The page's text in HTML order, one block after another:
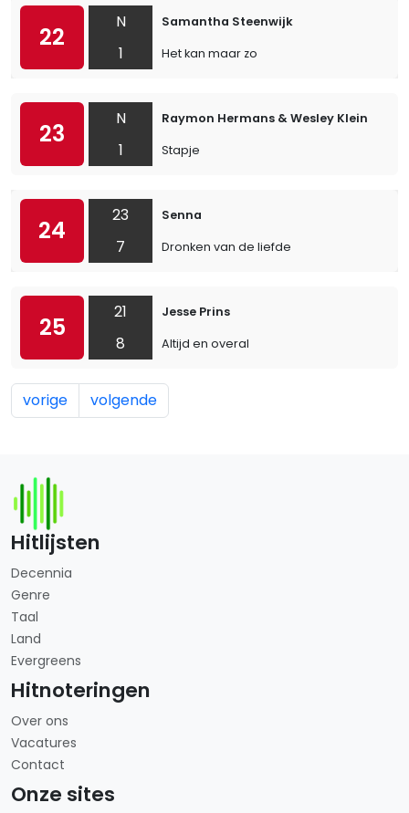
22
N
1
Samantha Steenwijk
Het kan maar zo
23
N
1
Raymon Hermans & Wesley Klein
Stapje
24
23
7
Senna
Dronken van de liefde
25
21
8
Jesse Prins
Altijd en overal
vorige volgende
Hitlijsten
Decennia
Genre
Taal
Land
Evergreens
Hitnoteringen
Over ons
Vacatures
Contact
Onze sites